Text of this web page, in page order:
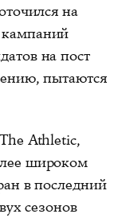
на
на пост
пытаются
Athletic,
широком
в последний
сезонов